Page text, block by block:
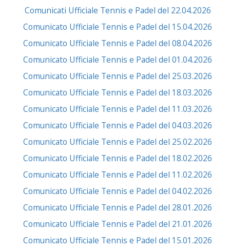
Comunicati Ufficiale Tennis e Padel del 22.04.2026
Comunicato Ufficiale Tennis e Padel del 15.04.2026
Comunicato Ufficiale Tennis e Padel del 08.04.2026
Comunicato Ufficiale Tennis e Padel del 01.04.2026
Comunicato Ufficiale Tennis e Padel del 25.03.2026
Comunicato Ufficiale Tennis e Padel del 18.03.2026
Comunicato Ufficiale Tennis e Padel del 11.03.2026
Comunicato Ufficiale Tennis e Padel del 04.03.2026
Comunicato Ufficiale Tennis e Padel del 25.02.2026
Comunicato Ufficiale Tennis e Padel del 18.02.2026
Comunicato Ufficiale Tennis e Padel del 11.02.2026
Comunicato Ufficiale Tennis e Padel del 04.02.2026
Comunicato Ufficiale Tennis e Padel del 28.01.2026
Comunicato Ufficiale Tennis e Padel del 21.01.2026
Comunicato Ufficiale Tennis e Padel del 15.01.2026